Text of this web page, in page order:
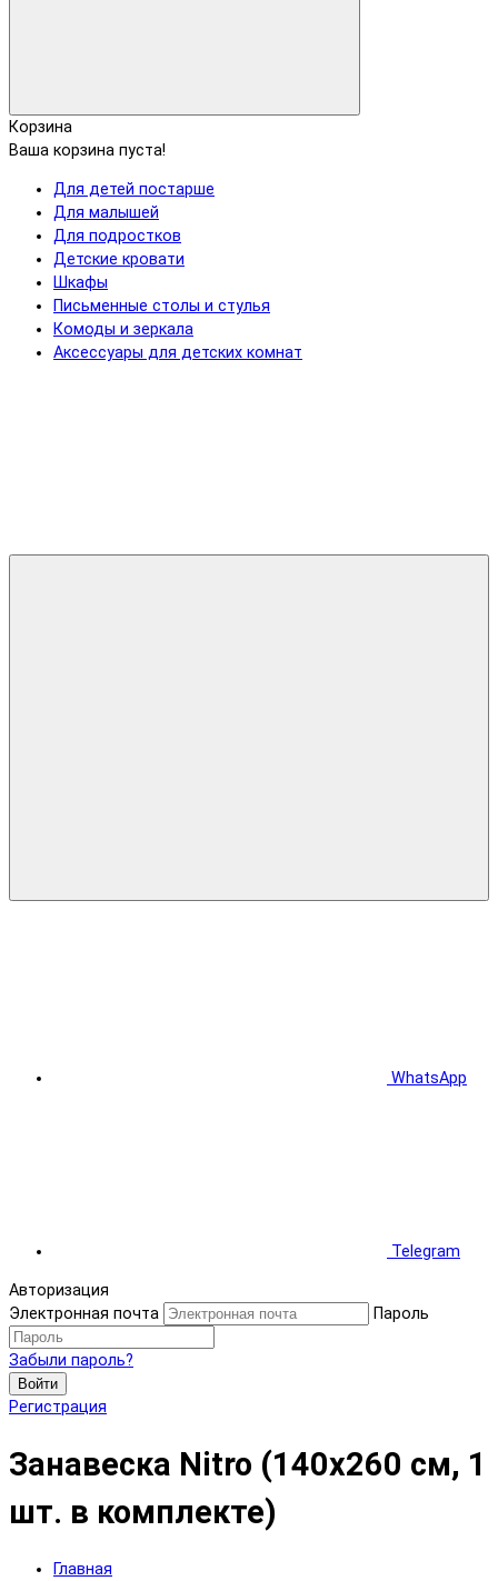
Корзина
Ваша корзина пуста!
Для детей постарше
Для малышей
Для подростков
Детские кровати
Шкафы
Письменные столы и стулья
Комоды и зеркала
Аксессуары для детских комнат
WhatsApp
Telegram
Авторизация
Электронная почта
Пароль
Забыли пароль?
Войти
Регистрация
Занавеска Nitro (140x260 см, 1
шт. в комплекте)
Главная